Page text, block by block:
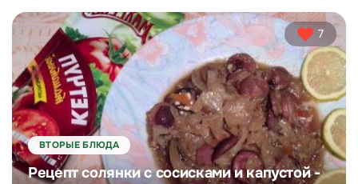
7
ВТОРЫЕ БЛЮДА
Рецепт солянки с сосисками и капустой -